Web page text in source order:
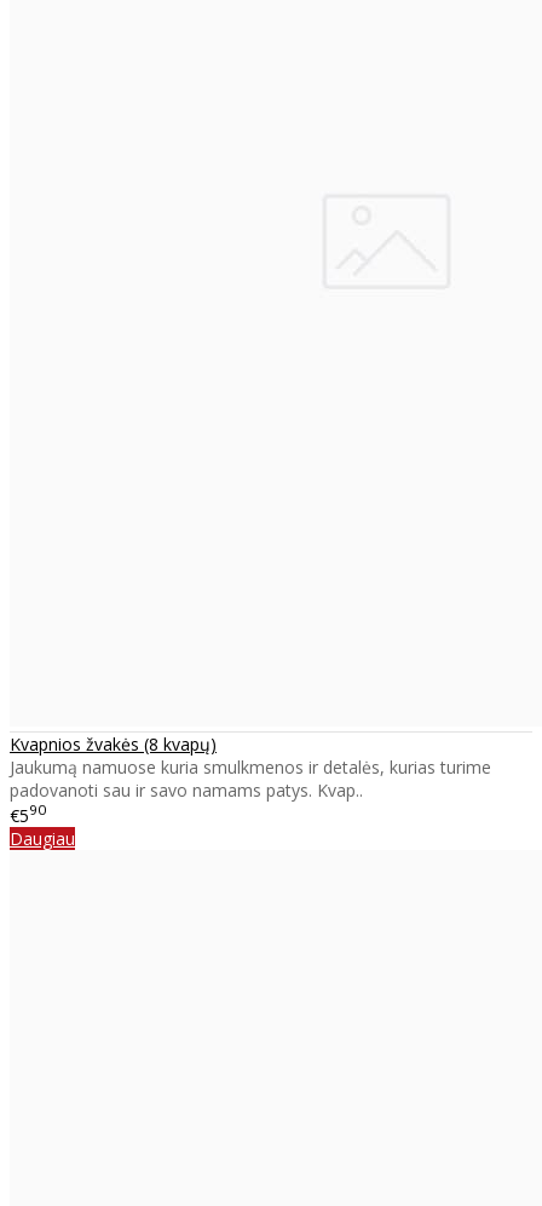
Kvapnios žvakės (8 kvapų)
Jaukumą namuose kuria smulkmenos ir detalės, kurias turime
padovanoti sau ir savo namams patys. Kvap..
€590
Daugiau